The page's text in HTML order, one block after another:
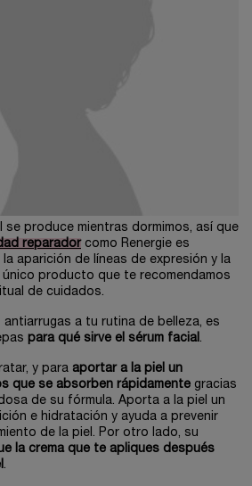
se produce mientras dormimos, así que
reparadorcomo Renergie es
aparición de líneas de expresión y la
único producto que te recomendamos
de cuidados.
a tu rutina de belleza, es
para qué sirve el sérum facial
y para aportar a la piel un
que se absorben rápidamente gracias
de su fórmula. Aporta a la piel un
e hidratación y ayuda a prevenir
de la piel. Por otro lado, su
la crema que te apliques después